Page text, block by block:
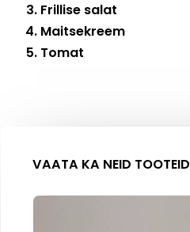
Frillise salat
Maitsekreem
Tomat
VAATA KA NEID TOOTEID